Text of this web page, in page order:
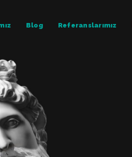
Blog Referanslarımız